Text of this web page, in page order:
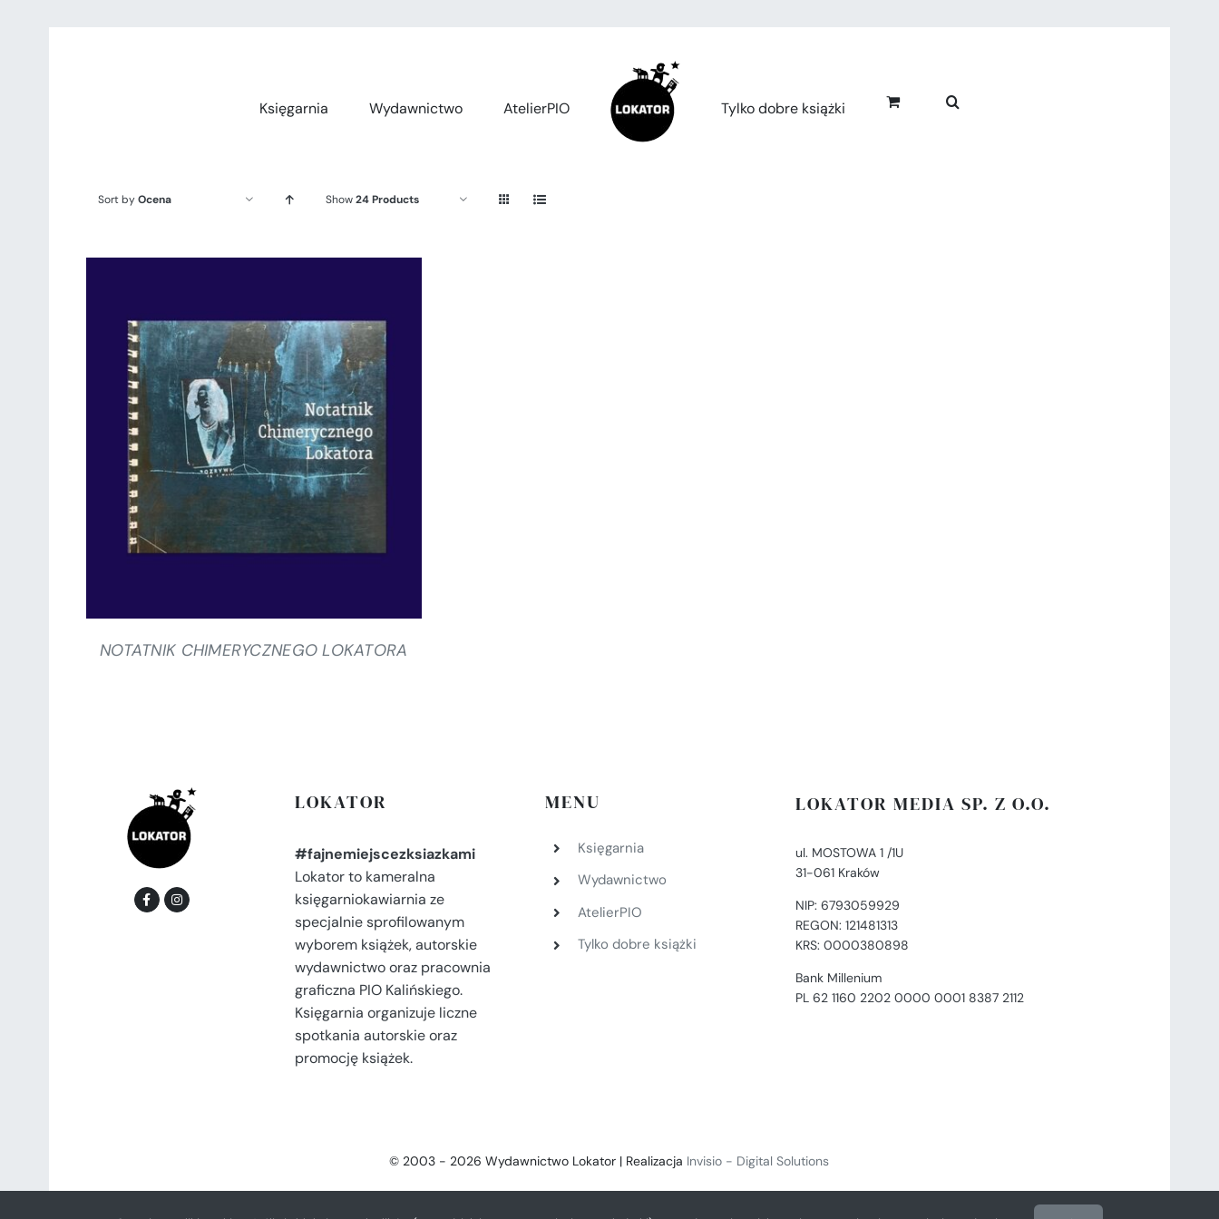
Księgarnia
Wydawnictwo AtelierPIO Tylko dobre książki
Sort byOcena Show24 Products
SZCZEGÓŁY
NOTATNIK CHIMERYCZNEGO LOKATORA
LOKATOR
#fajnemiejscezksiazkami
Lokator to kameralna
księgarniokawiarnia ze
specjalnie sprofilowanym
wyborem książek, autorskie
wydawnictwo oraz pracownia
graficzna PIO Kalińskiego.
Księgarnia organizuje liczne
spotkania autorskie oraz
promocję książek.
MENU
Księgarnia
Wydawnictwo
AtelierPIO
Tylko dobre książki
LOKATOR MEDIA SP. Z O.O.
ul. MOSTOWA 1 /1U
31-061 Kraków
NIP: 6793059929
REGON: 121481313
KRS: 0000380898
Bank Millenium
PL 62 1160 2202 0000 0001 8387 2112
© 2003 - 2026 Wydawnictwo Lokator | Realizacja Invisio - Digital Solutions